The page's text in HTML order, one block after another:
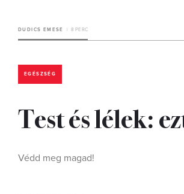
DUDICS EMESE 8 PERC
EGÉSZSÉG
Test és lélek:
Védd meg magad!